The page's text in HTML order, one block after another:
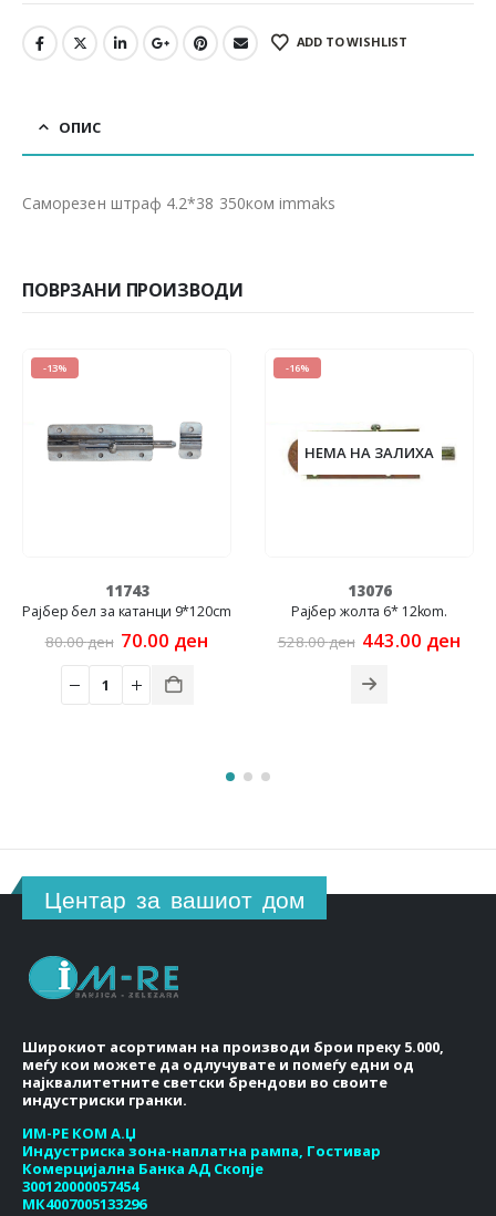
ADD TO WISHLIST
ОПИС
Cаморезен штраф 4.2*38 350ком immaks
ПОВРЗАНИ ПРОИЗВОДИ
ден.
-13%
11743
Рајбер бел за катанци 9*120cm
80.00ден Original
was:
80.00 ден.
70.00денCurrent
-16%
НЕМА НА ЗАЛИХА
13076
Рајбер жолта 6* 12kom.
528.00ден Original
was:
528.00 ден.
443.00ден
Центар за вашиот дом
Широкиот асортиман на производи брои преку 5.000,
меѓу кои можете да одлучувате и помеѓу едни од
најквалитетните светски брендови во своите
индустриски гранки.
ИМ-РЕ КОМ А.Џ
Индустриска зона-наплатна рампа, Гостивар
Комерцијална Банка АД Скопје
300120000057454
МК4007005133296